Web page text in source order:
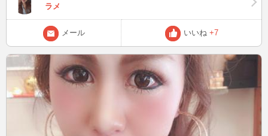
ラメ
メール いいね +7